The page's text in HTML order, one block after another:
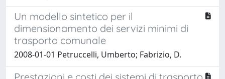
Un modello sintetico per il
dimensionamento dei servizi minimi di
trasporto comunale
2008-01-01 Petruccelli, Umberto; Fabrizio, D.